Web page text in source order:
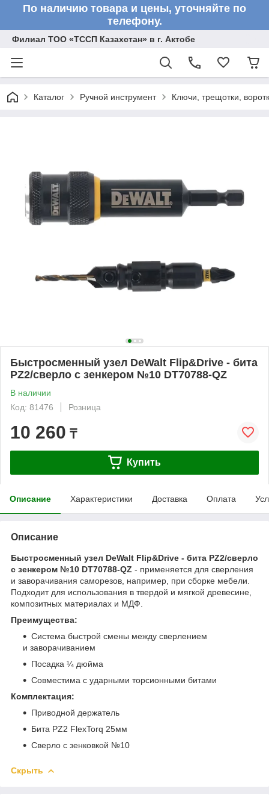
По наличию товара и цены, уточняйте по
телефону.
Филиал ТОО «ТССП Казахстан» в г. Актобе
Каталог Ручной инструмент Ключи, трещотки,
Быстросменный узел DeWalt Flip&Drive - бита
PZ2/сверло с зенкером №10 DT70788-QZ
В наличии
Код: 81476
Розница
10 260 ₸
Купить
Описание Характеристики Доставка Оплата
Описание
Быстросменный узел DeWalt Flip&Drive - бита PZ2/сверло
с зенкером №10 DT70788-QZ - применяется для сверления
и заворачивания саморезов, например, при сборке мебели.
Подходит для использования в твердой и мягкой древесине,
композитных материалах и МДФ.
Преимущества:
Система быстрой смены между сверлением
и заворачиванием
Посадка ¼ дюйма
Совместима с ударными торсионными битами
Комплектация:
Приводной держатель
Бита PZ2 FlexTorq 25мм
Сверло с зенковкой №10
Скрыть